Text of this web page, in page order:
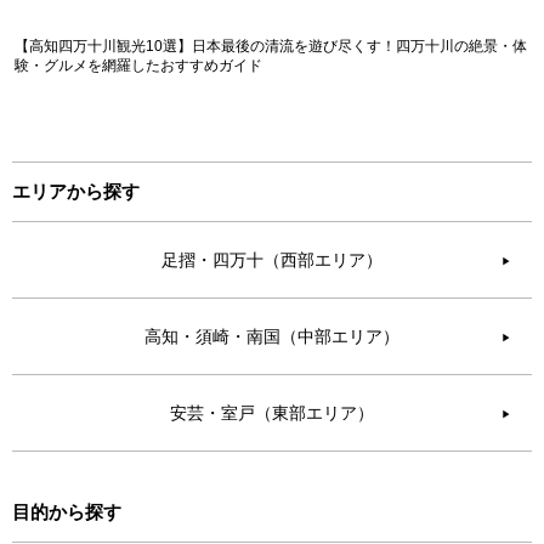
【高知四万十川観光10選】日本最後の清流を遊び尽くす！四万十川の絶景・体
験・グルメを網羅したおすすめガイド
エリアから探す
足摺・四万十（西部エリア） ▶︎
高知・須崎・南国（中部エリア） ▶︎
安芸・室戸（東部エリア） ▶︎
目的から探す